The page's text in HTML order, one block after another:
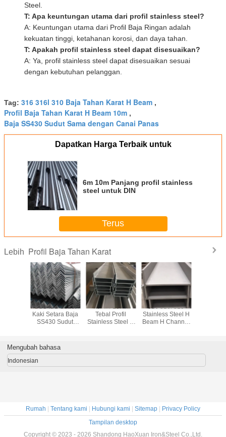
Steel.
T: Apa keuntungan utama dari profil stainless steel?
A: Keuntungan utama dari Profil Baja Ringan adalah
kekuatan tinggi, ketahanan korosi, dan daya tahan.
T: Apakah profil stainless steel dapat disesuaikan?
A: Ya, profil stainless steel dapat disesuaikan sesuai
dengan kebutuhan pelanggan.
Tag: 316 316l 310 Baja Tahan Karat H Beam ,
Profil Baja Tahan Karat H Beam 10m ,
Baja SS430 Sudut Sama dengan Canai Panas
Dapatkan Harga Terbaik untuk
6m 10m Panjang profil stainless
steel untuk DIN
Terus
Lebih Profil Baja Tahan Karat
SGS ISO Sudut
Kaki Setara Baja
SS430 Sudut
4.5mm-10mm
Tebal Profil
Stainless Steel H
Bangunan
316 316l 310
Stainless Steel H
Beam H Channel
Mengubah bahasa
Indonesian
Rumah | Tentang kami | Hubungi kami | Sitemap | Privacy Policy
Tampilan desktop
Copyright © 2023 - 2026 Shandong HaoXuan Iron&Steel Co.,Ltd.